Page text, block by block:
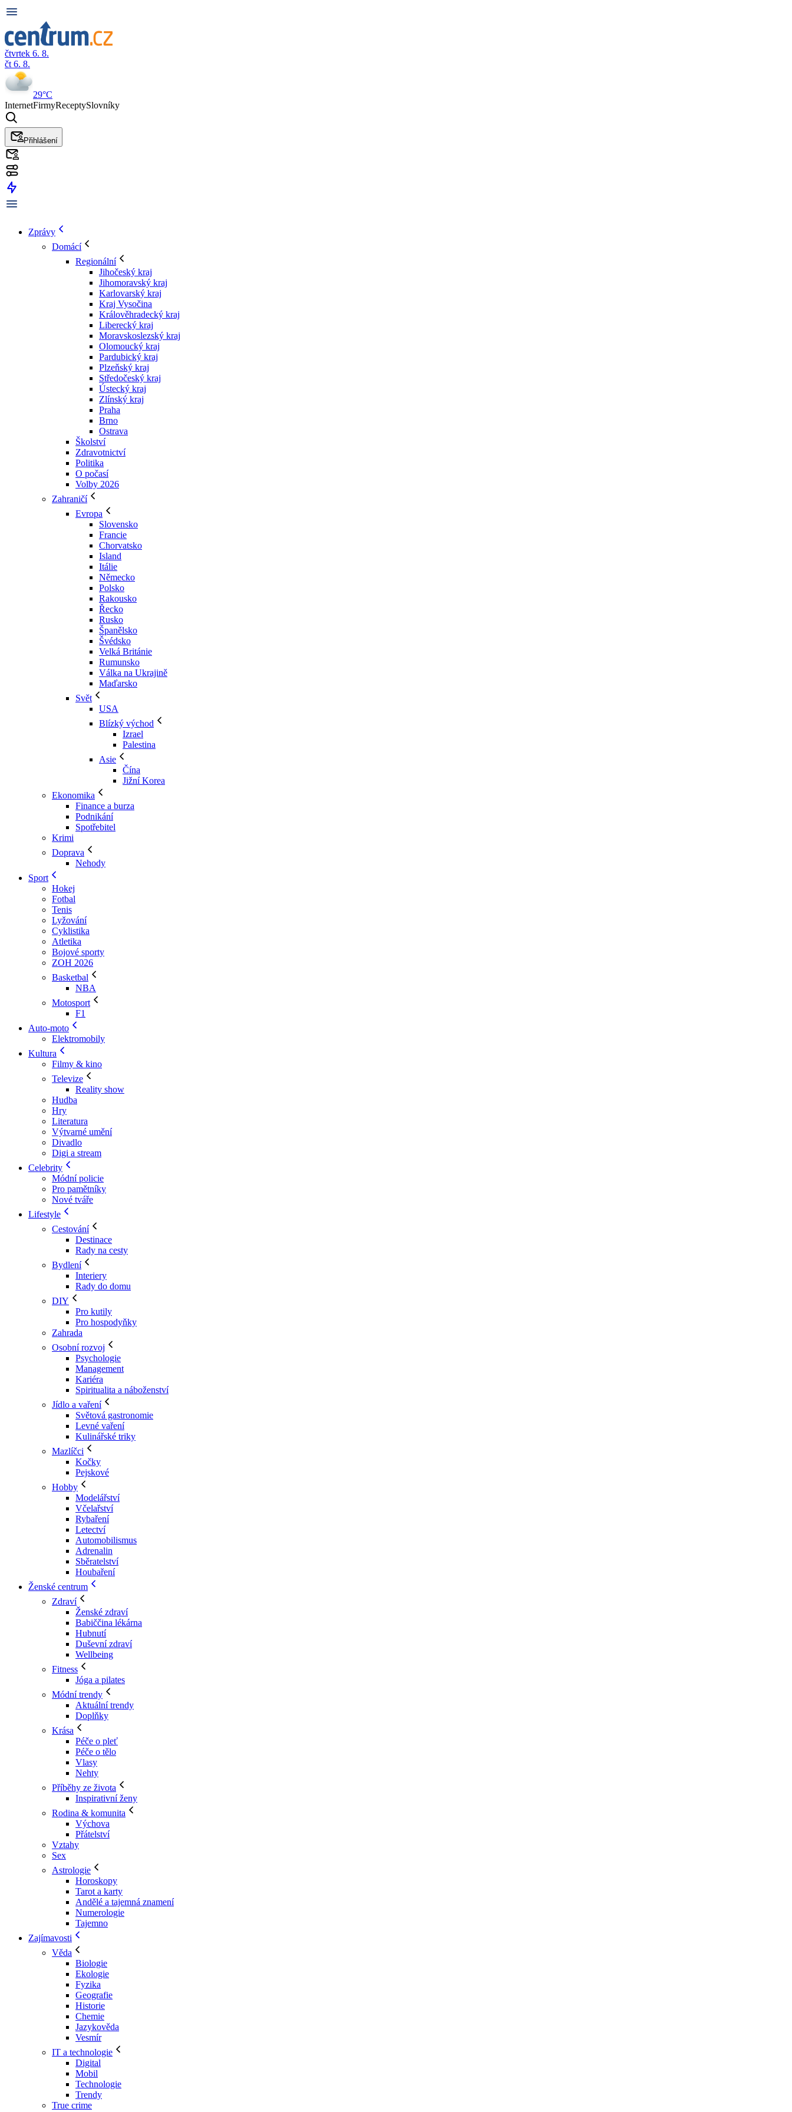
čtvrtek 6. 8.
čt 6. 8.
29°C
InternetFirmyReceptySlovníky
Přihlášení
Zprávy
Domácí
Regionální
Jihočeský kraj
Jihomoravský kraj
Karlovarský kraj
Kraj Vysočina
Králověhradecký kraj
Liberecký kraj
Moravskoslezský kraj
Olomoucký kraj
Pardubický kraj
Plzeňský kraj
Středočeský kraj
Ústecký kraj
Zlínský kraj
Praha
Brno
Ostrava
Školství
Zdravotnictví
Politika
O počasí
Volby 2026
Zahraničí
Evropa
Slovensko
Francie
Chorvatsko
Island
Itálie
Německo
Polsko
Rakousko
Řecko
Rusko
Španělsko
Švédsko
Velká Británie
Rumunsko
Válka na Ukrajině
Maďarsko
Svět
USA
Blízký východ
Izrael
Palestina
Asie
Čína
Jižní Korea
Ekonomika
Finance a burza
Podnikání
Spotřebitel
Krimi
Doprava
Nehody
Sport
Hokej
Fotbal
Tenis
Lyžování
Cyklistika
Atletika
Bojové sporty
ZOH 2026
Basketbal
NBA
Motosport
F1
Auto-moto
Elektromobily
Kultura
Filmy & kino
Televize
Reality show
Hudba
Hry
Literatura
Výtvarné umění
Divadlo
Digi a stream
Celebrity
Módní policie
Pro pamětníky
Nové tváře
Lifestyle
Cestování
Destinace
Rady na cesty
Bydlení
Interiery
Rady do domu
DIY
Pro kutily
Pro hospodyňky
Zahrada
Osobní rozvoj
Psychologie
Management
Kariéra
Spiritualita a náboženství
Jídlo a vaření
Světová gastronomie
Levné vaření
Kulinářské triky
Mazlíčci
Kočky
Pejskové
Hobby
Modelářství
Včelařství
Rybaření
Letectví
Automobilismus
Adrenalin
Sběratelství
Houbaření
Ženské centrum
Zdraví
Ženské zdraví
Babiččina lékárna
Hubnutí
Duševní zdraví
Wellbeing
Fitness
Jóga a pilates
Módní trendy
Aktuální trendy
Doplňky
Krása
Péče o pleť
Péče o tělo
Vlasy
Nehty
Příběhy ze života
Inspirativní ženy
Rodina & komunita
Výchova
Přátelství
Vztahy
Sex
Astrologie
Horoskopy
Tarot a karty
Andělé a tajemná znamení
Numerologie
Tajemno
Zajímavosti
Věda
Biologie
Ekologie
Fyzika
Geografie
Historie
Chemie
Jazykověda
Vesmír
IT a technologie
Digital
Mobil
Technologie
Trendy
True crime